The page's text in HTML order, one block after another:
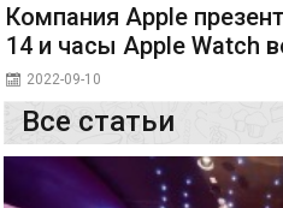
Компания Apple
14 и часы Apple Watch
2022-09-10
Все статьи